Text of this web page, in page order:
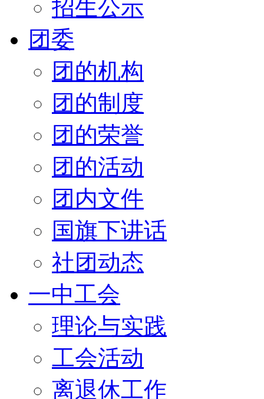
招生公示
团委
团的机构
团的制度
团的荣誉
团的活动
团内文件
国旗下讲话
社团动态
一中工会
理论与实践
工会活动
离退休工作